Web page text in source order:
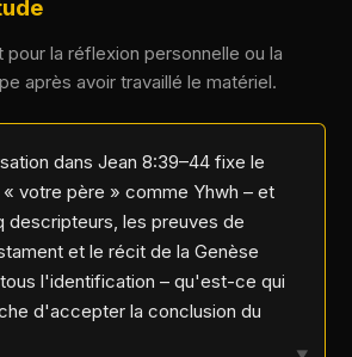
la réflexion personnelle ou la
après avoir travaillé le matériel.
dans Jean 8:39–44 fixe le
votre père » comme Yhwh – et
descripteurs, les preuves de
et le récit de la Genèse
l'identification – qu'est-ce qui
d'accepter la conclusion du